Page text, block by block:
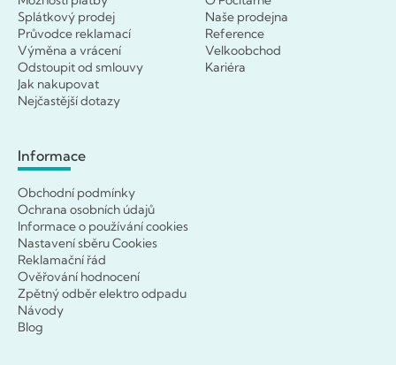
Splátkový prodej
Průvodce reklamací
Výměna a vrácení
Odstoupit od smlouvy
Jak nakupovat
Nejčastější dotazy
Naše prodejna
Reference
Velkoobchod
Kariéra
Informace
Obchodní podmínky
Ochrana osobních údajů
Informace o používání cookies
Nastavení sběru Cookies
Reklamační řád
Ověřování hodnocení
Zpětný odběr elektro odpadu
Návody
Blog